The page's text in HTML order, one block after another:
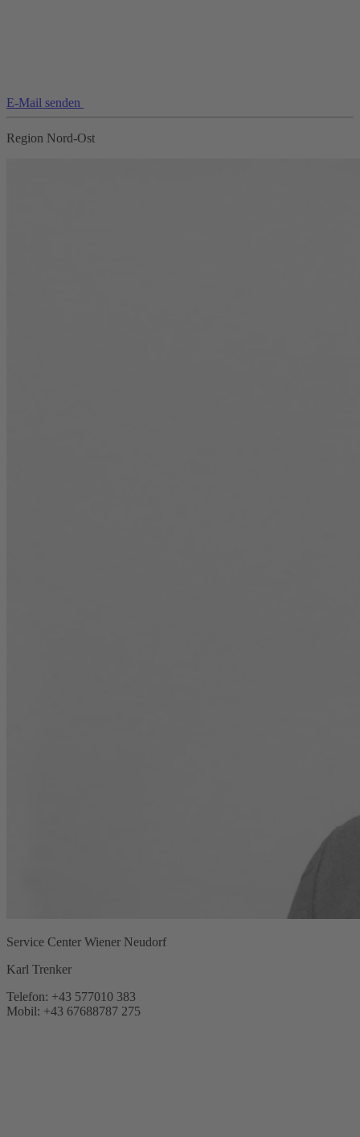
E-Mail senden
Region Nord-Ost
Service Center Wiener Neudorf
Karl Trenker
Telefon: +43 577010 383
Mobil: +43 67688787 275